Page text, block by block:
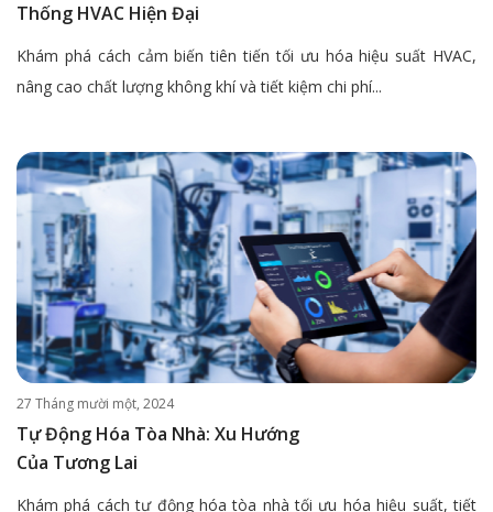
Thống HVAC Hiện Đại
Khám phá cách cảm biến tiên tiến tối ưu hóa hiệu suất HVAC,
nâng cao chất lượng không khí và tiết kiệm chi phí...
27 Tháng mười một, 2024
Tự Động Hóa Tòa Nhà: Xu Hướng
Của Tương Lai
Khám phá cách tự động hóa tòa nhà tối ưu hóa hiệu suất, tiết